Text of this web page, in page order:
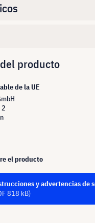
producto
de la UE
el producto
y advertencias de
818 kB)